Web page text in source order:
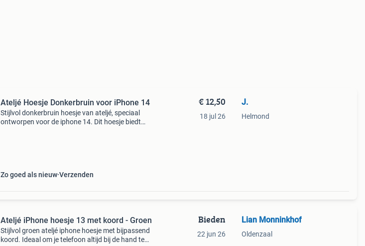
Ateljé Hoesje Donkerbruin voor iPhone 14
Stijlvol donkerbruin hoesje van ateljé, speciaal
ontworpen voor de iphone 14. Dit hoesje biedt
Zo goed als nieuw Verzenden
€ 12,50
18 jul 26
J.
Helmond
Ateljé iPhone hoesje 13 met koord - Groen
Stijlvol groen ateljé iphone hoesje met bijpassend
koord. Ideaal om je telefoon altijd bij de hand te
Bieden
22 jun 26
Lian Monninkhof
Oldenzaal